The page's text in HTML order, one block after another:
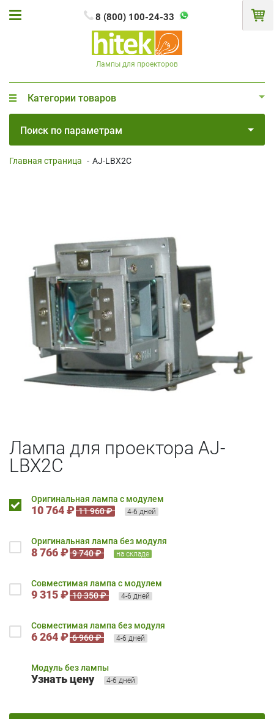
8 (800) 100-24-33
Лампы для проекторов
Категории товаров
Поиск по параметрам
Главная страница - AJ-LBX2C
Лампа для проектора AJ-
LBX2C
Оригинальная лампа с модулем
10 764 ₽ 11 960 ₽ 4-6 дней
Оригинальная лампа без модуля
8 766 ₽ 9 740 ₽ на складе
Совместимая лампа с модулем
9 315 ₽ 10 350 ₽ 4-6 дней
Совместимая лампа без модуля
6 264 ₽ 6 960 ₽ 4-6 дней
Модуль без лампы
Узнать цену 4-6 дней